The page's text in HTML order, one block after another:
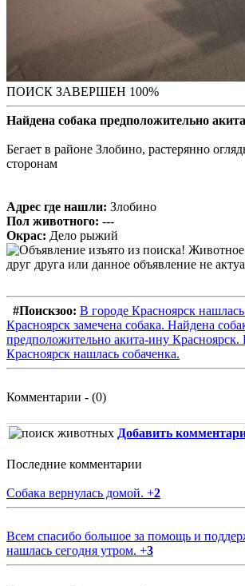
ПОИСК ЗАВЕРШЕН 100%
Найдена собака предположительно
Бегает в районе Злобино, растерянно
сторонам
Адрес где нашли: Злобино
Пол животного: ---
Окрас: Дело рыжий
#Поискзоо: В городе Красноярск нашлась
Красноярск замечена собака. Найдена
предположительно акита-ину
Красноярск нашлась собаченка.
Комментарии - (0)
Добавить
Последние комментарии
Собака вернулась домой. +2
Всем спасибо большое за помощь и
нашлась сегодня утром. +3